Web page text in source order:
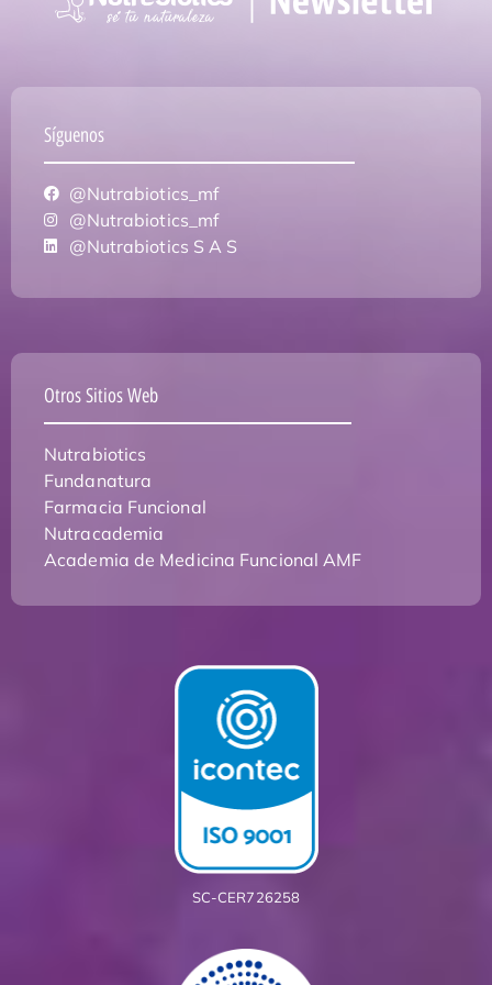
Síguenos
@Nutrabiotics_mf
@Nutrabiotics_mf
@Nutrabiotics S A S
Otros Sitios Web
Nutrabiotics
Fundanatura
Farmacia Funcional
Nutracademia
Academia de Medicina Funcional AMF
SC-CER726258